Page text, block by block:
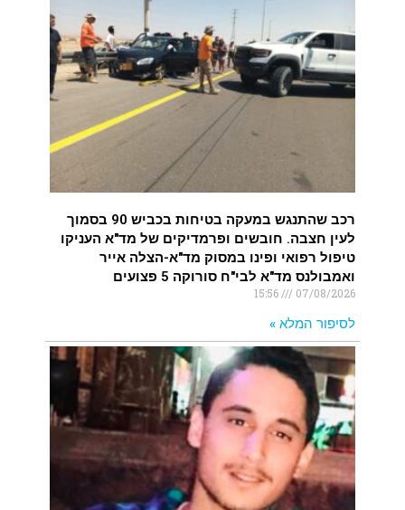
רכב שהתנגש במעקה בטיחות בכביש 90 בסמוך
לעין חצבה. חובשים ופרמדיקים של מד"א העניקו
טיפול רפואי ופינו במסוק מד"א-הצלה אייר
ואמבולנס מד"א לבי"ח סורוקה 5 פצועים
07/08/2026
לסיפור המלא »